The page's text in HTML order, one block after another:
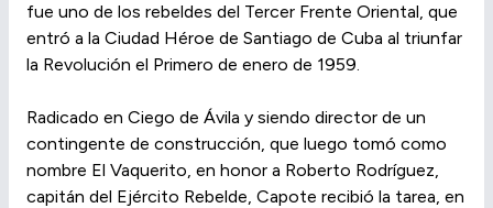
fue uno de los rebeldes del Tercer Frente Oriental, que
entró a la Ciudad Héroe de Santiago de Cuba al triunfar
la Revolución el Primero de enero de 1959.
Radicado en Ciego de Ávila y siendo director de un
contingente de construcción, que luego tomó como
nombre El Vaquerito, en honor a Roberto Rodríguez,
capitán del Ejército Rebelde, Capote recibió la tarea, en